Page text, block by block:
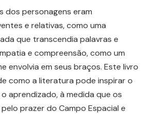
dos personagens eram
e relativas, como uma
que transcendia palavras e
e compreensão, como um
envolvia em seus braços. Este livro
como a literatura pode inspirar o
aprendizado, à medida que os
prazer do Campo Espacial e